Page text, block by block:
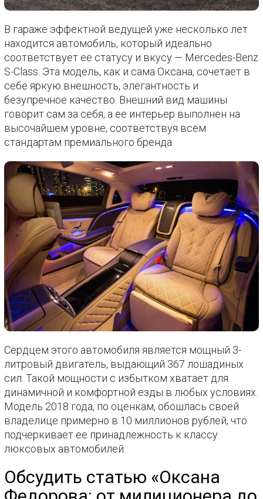
В гараже эффектной ведущей уже несколько лет
находится автомобиль, который идеально
соответствует ее статусу и вкусу — Mercedes-Benz
S-Class. Эта модель, как и сама Оксана, сочетает в
себе яркую внешность, элегантность и
безупречное качество. Внешний вид машины
говорит сам за себя, а ее интерьер выполнен на
высочайшем уровне, соответствуя всем
стандартам премиального бренда.
Сердцем этого автомобиля является мощный 3-
литровый двигатель, выдающий 367 лошадиных
сил. Такой мощности с избытком хватает для
динамичной и комфортной езды в любых условиях.
Модель 2018 года, по оценкам, обошлась своей
владелице примерно в 10 миллионов рублей, что
подчеркивает ее принадлежность к классу
люксовых автомобилей.
Обсудить статью «Оксана